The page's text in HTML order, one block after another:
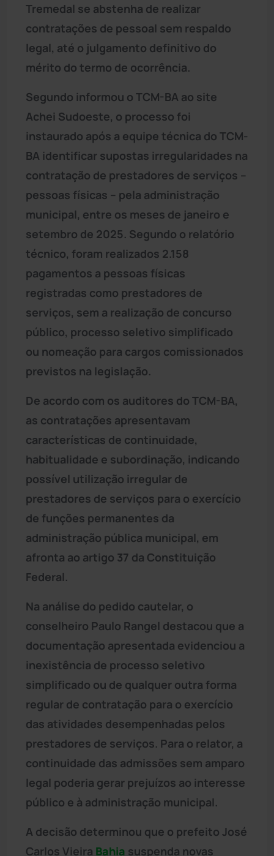
Tremedal se abstenha de realizar
contratações de pessoal sem respaldo
legal, até o julgamento definitivo do
mérito do termo de ocorrência.
Segundo informou o TCM-BA ao site
Achei Sudoeste, o processo foi
instaurado após a equipe técnica do TCM-
BA identificar supostas irregularidades na
contratação de prestadores de serviços –
pessoas físicas – pela administração
municipal, entre os meses de janeiro e
setembro de 2025. Segundo o relatório
técnico, foram realizados 2.158
pagamentos a pessoas físicas
registradas como prestadores de
serviços, sem a realização de concurso
público, processo seletivo simplificado
ou nomeação para cargos comissionados
previstos na legislação.
De acordo com os auditores do TCM-BA,
as contratações apresentavam
características de continuidade,
habitualidade e subordinação, indicando
possível utilização irregular de
prestadores de serviços para o exercício
de funções permanentes da
administração pública municipal, em
afronta ao artigo 37 da Constituição
Federal.
Na análise do pedido cautelar, o
conselheiro Paulo Rangel destacou que a
documentação apresentada evidenciou a
inexistência de processo seletivo
simplificado ou de qualquer outra forma
regular de contratação para o exercício
das atividades desempenhadas pelos
prestadores de serviços. Para o relator, a
continuidade das admissões sem amparo
legal poderia gerar prejuízos ao interesse
público e à administração municipal.
A decisão determinou que o prefeito José
Carlos Vieira Bahia suspenda novas